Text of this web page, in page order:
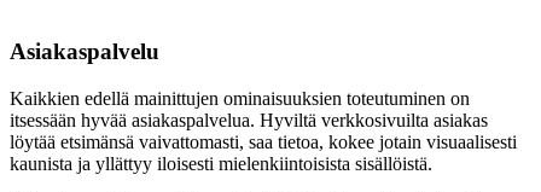
Asiakaspalvelu
Kaikkien edellä mainittujen ominaisuuksien toteutuminen on
itsessään hyvää asiakaspalvelua. Hyviltä verkkosivuilta asiakas
löytää etsimänsä vaivattomasti, saa tietoa, kokee jotain visuaalisesti
kaunista ja yllättyy iloisesti mielenkiintoisista sisällöistä.